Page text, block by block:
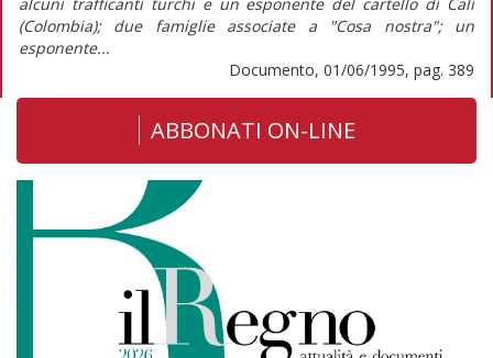
(Colombia); due famiglie associate a "Cosa nostra"; un
esponente...
Documento, 01/06/1995, pag. 389
ABBONATI ON-LINE